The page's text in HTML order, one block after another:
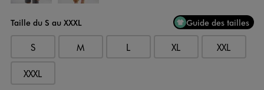
Taille du S au XXXL Guide des tailles
S M L XL XXL
XXXL